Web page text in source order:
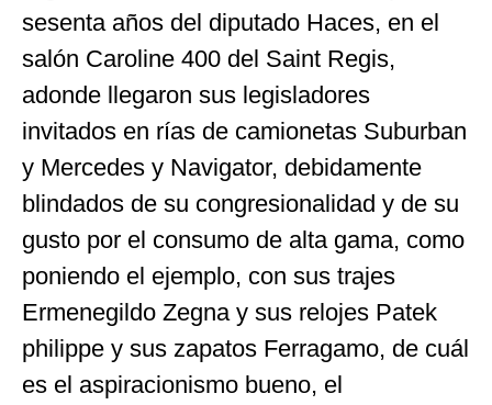
sesenta años del diputado Haces, en el
salón Caroline 400 del Saint Regis,
adonde llegaron sus legisladores
invitados en rías de camionetas Suburban
y Mercedes y Navigator, debidamente
blindados de su congresionalidad y de su
gusto por el consumo de alta gama, como
poniendo el ejemplo, con sus trajes
Ermenegildo Zegna y sus relojes Patek
philippe y sus zapatos Ferragamo, de cuál
es el aspiracionismo bueno, el